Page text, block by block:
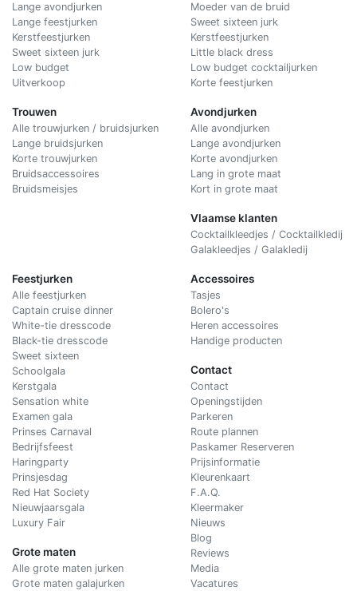
Lange avondjurken
Lange feestjurken
Kerstfeestjurken
Sweet sixteen jurk
Low budget
Uitverkoop
Trouwen
Alle trouwjurken / bruidsjurken
Lange bruidsjurken
Korte trouwjurken
Bruidsaccessoires
Bruidsmeisjes
Moeder van de bruid
Sweet sixteen jurk
Kerstfeestjurken
Little black dress
Low budget cocktailjurken
Korte feestjurken
Avondjurken
Alle avondjurken
Lange avondjurken
Korte avondjurken
Lang in grote maat
Kort in grote maat
Vlaamse klanten
Cocktailkleedjes / Cocktailkledij
Galakleedjes / Galakledij
Feestjurken
Alle feestjurken
Captain cruise dinner
White-tie dresscode
Black-tie dresscode
Sweet sixteen
Schoolgala
Kerstgala
Sensation white
Examen gala
Prinses Carnaval
Bedrijfsfeest
Haringparty
Prinsjesdag
Red Hat Society
Nieuwjaarsgala
Luxury Fair
Grote maten
Alle grote maten jurken
Grote maten galajurken
Accessoires
Tasjes
Bolero's
Heren accessoires
Handige producten
Contact
Contact
Openingstijden
Parkeren
Route plannen
Paskamer Reserveren
Prijsinformatie
Kleurenkaart
F.A.Q.
Kleermaker
Nieuws
Blog
Reviews
Media
Vacatures